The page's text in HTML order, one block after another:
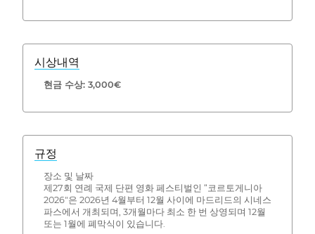
시상내역
현금 수상: 3,000€
규정
장소 및 날짜
제27회 연례 국제 단편 영화 페스티벌인 “코르토게니아
2026"은 2026년 4월부터 12월 사이에 마드리드의 시네스
파스에서 개최되며, 3개월마다 최소 한 번 상영되며 12월
또는 1월에 폐막식이 있습니다.